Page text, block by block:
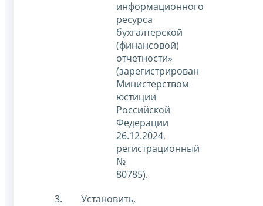
информационного
ресурса
бухгалтерской
(финансовой)
отчетности»
(зарегистрирован
Министерством
юстиции
Российской
Федерации
26.12.2024,
регистрационный
№
80785).
Установить,